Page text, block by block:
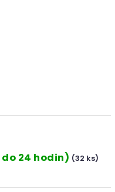
do 24 hodin) (32 ks)